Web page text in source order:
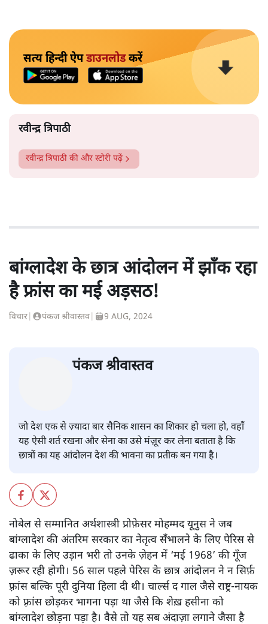
सत्य हिन्दी ऐपडाउनलोडकरें
रवीन्द्र त्रिपाठी
रवीन्द्र त्रिपाठी की और स्टोरी पढ़ें
बांग्लादेश के छात्र आंदोलन में झाँक रहा
है फ्रांस का मई अड़सठ!
विचार पंकज श्रीवास्तव 9 AUG, 2024
जो देश एक से ज़्यादा बार सैनिक शासन का शिकार हो चला हो, वहाँ
यह ऐसी शर्त रखना और सेना का उसे मंज़ूर कर लेना बताता है कि
छात्रों का यह आंदोलन देश की भावना का प्रतीक बन गया है।